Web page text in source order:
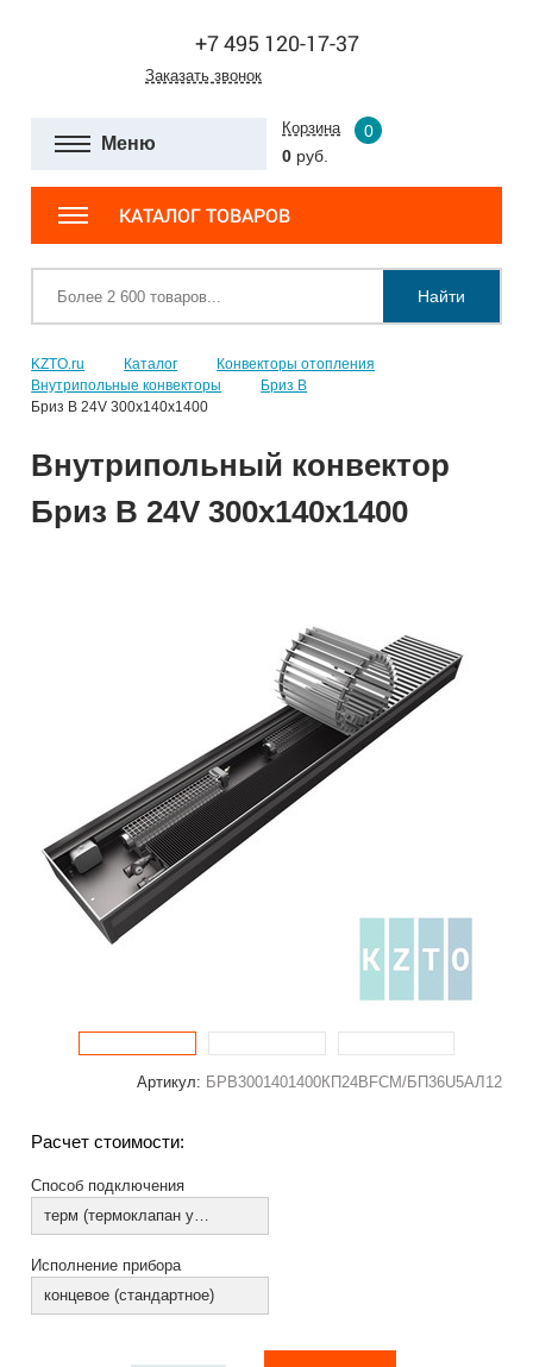
+7 495 120-17-37
Заказать звонок
Меню
Корзина
0
0 руб.
КАТАЛОГ ТОВАРОВ
Найти
KZTO.ru Каталог
Конвекторы отопления
Внутрипольные конвекторы
Бриз В
Бриз В 24V 300x140x1400
Внутрипольный конвектор
Бриз В 24V 300x140x1400
Артикул: БРВ3001401400КП24ВFCM/БП36U5АЛ12
Расчет стоимости:
Способ подключения
терм (термоклапан установлен)
Исполнение прибора
концевое (стандартное)